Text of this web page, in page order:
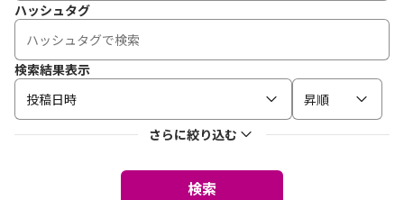
ハッシュタグ
検索結果表示
投稿日時
昇順
さらに絞り込む
検索